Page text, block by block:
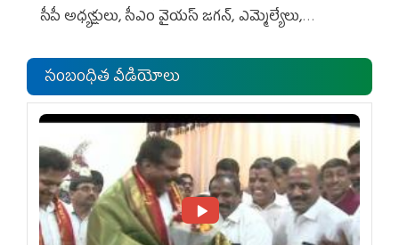
సీపీ అధ్య‌క్షులు, సీఎం వైయ‌స్ జ‌గ‌న్, ఎమ్మెల్యేలు,
సంబంధిత వీడియోలు